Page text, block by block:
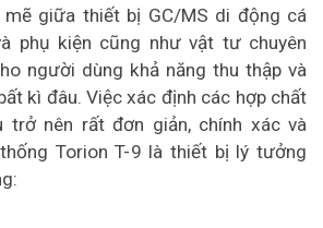
giữa thiết bị GC/MS di động cá
phụ kiện cũng như vật tư chuyên
người dùng khả năng thu thập và
kì đâu. Việc xác định các hợp chất
trở nên rất đơn giản, chính xác và
Torion T-9 là thiết bị lý tưởng